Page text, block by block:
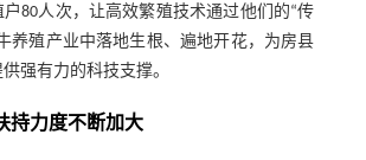
80人次，让高效繁殖技术通过他们的“传
养殖产业中落地生根、遍地开花，为房县
强有力的科技支撑。
持力度不断加大